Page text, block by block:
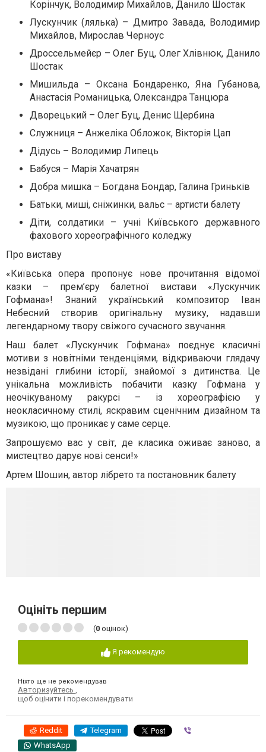
Корінчук, Володимир Михайлов, Данило Шостак
Лускунчик (лялька) – Дмитро Завада, Володимир
Михайлов, Мирослав Черноус
Дроссельмейєр – Олег Буц, Олег Хлівнюк, Данило
Шостак
Мишильда – Оксана Бондаренко, Яна Губанова,
Анастасія Романицька, Олександра Танцюра
Дворецький – Олег Буц, Денис Щербина
Служниця – Анжеліка Обложок, Вікторія Цап
Дідусь – Володимир Липець
Бабуся – Марія Хачатрян
Добра мишка – Богдана Бондар, Галина Гриньків
Батьки, миші, сніжинки, вальс – артисти балету
Діти, солдатики – учні Київського державного
фахового хореографічного коледжу
Про виставу
«Київська опера пропонує нове прочитання відомої
казки – прем’єру балетної вистави «Лускунчик
Гофмана»! Знаний український композитор Іван
Небесний створив оригінальну музику, надавши
легендарному твору свіжого сучасного звучання.
Наш балет «Лускунчик Гофмана» поєднує класичні
мотиви з новітніми тенденціями, відкриваючи глядачу
незвідані глибини історії, знайомої з дитинства. Це
унікальна можливість побачити казку Гофмана у
неочікуваному ракурсі – із хореографією у
неокласичному стилі, яскравим сценічним дизайном та
музикою, що проникає у саме серце.
Запрошуємо вас у світ, де класика оживає заново, а
мистецтво дарує нові сенси!»
Артем Шошин, автор лібрето та постановник балету
Оцініть першим
(0 оцінок)
Я рекомендую
Ніхто ще не рекомендував
Авторизуйтесь
щоб оцінити і порекомендувати
Reddit Telegram
WhatsApp